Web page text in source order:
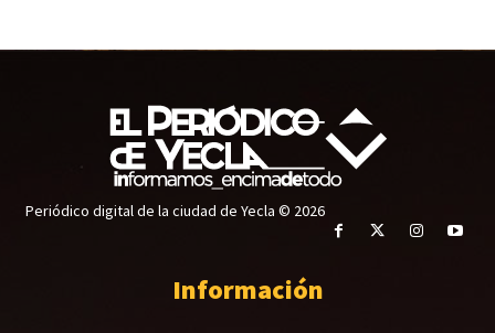
Periódico digital de la ciudad de Yecla © 2026
Información